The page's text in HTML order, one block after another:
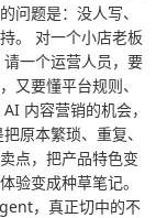
问题是：没人写、
。 对一个小店老板
一个运营人员，要
又要懂平台规则、
内容营销的机会，
原本繁琐、重复、
点，把产品特色变
验变成种草笔记。
，真正切中的不